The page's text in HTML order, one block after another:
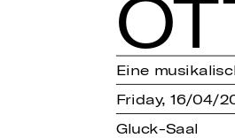
Eine
Friday, 16/04/
Gluck-Saal